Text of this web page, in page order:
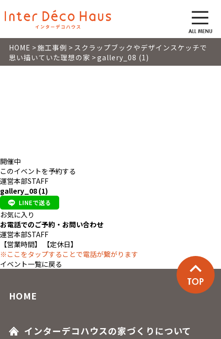
HOME >施工事例 > スクラップブックやデザインスケッチで
思い描いていた理想の家 >gallery_08 (1)
開催中
このイベントを予約する
運営本部STAFF
gallery_08 (1)
お気に入り
お電話でのご予約・お問い合わせ
運営本部STAFF
【営業時間】 【定休日】
※ここをタップすることで電話が繋がります
イベント一覧に戻る
HOME
インターデコハウスの家づくりについて